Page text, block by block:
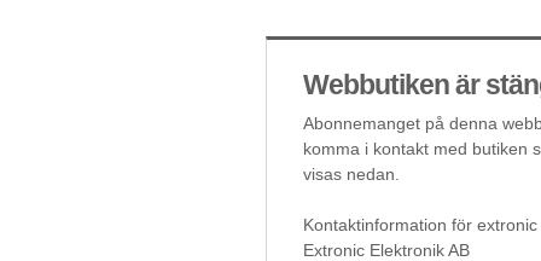
Webbutiken är
Abonnemanget på denna
komma i kontakt med butiken
visas nedan.
Kontaktinformation för extronic
Extronic Elektronik AB